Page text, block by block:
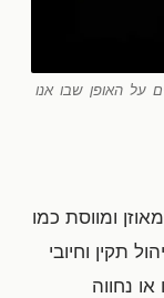
על האופן שבו אנו
ומווסת כמו
תקין וחיובי
נחווה